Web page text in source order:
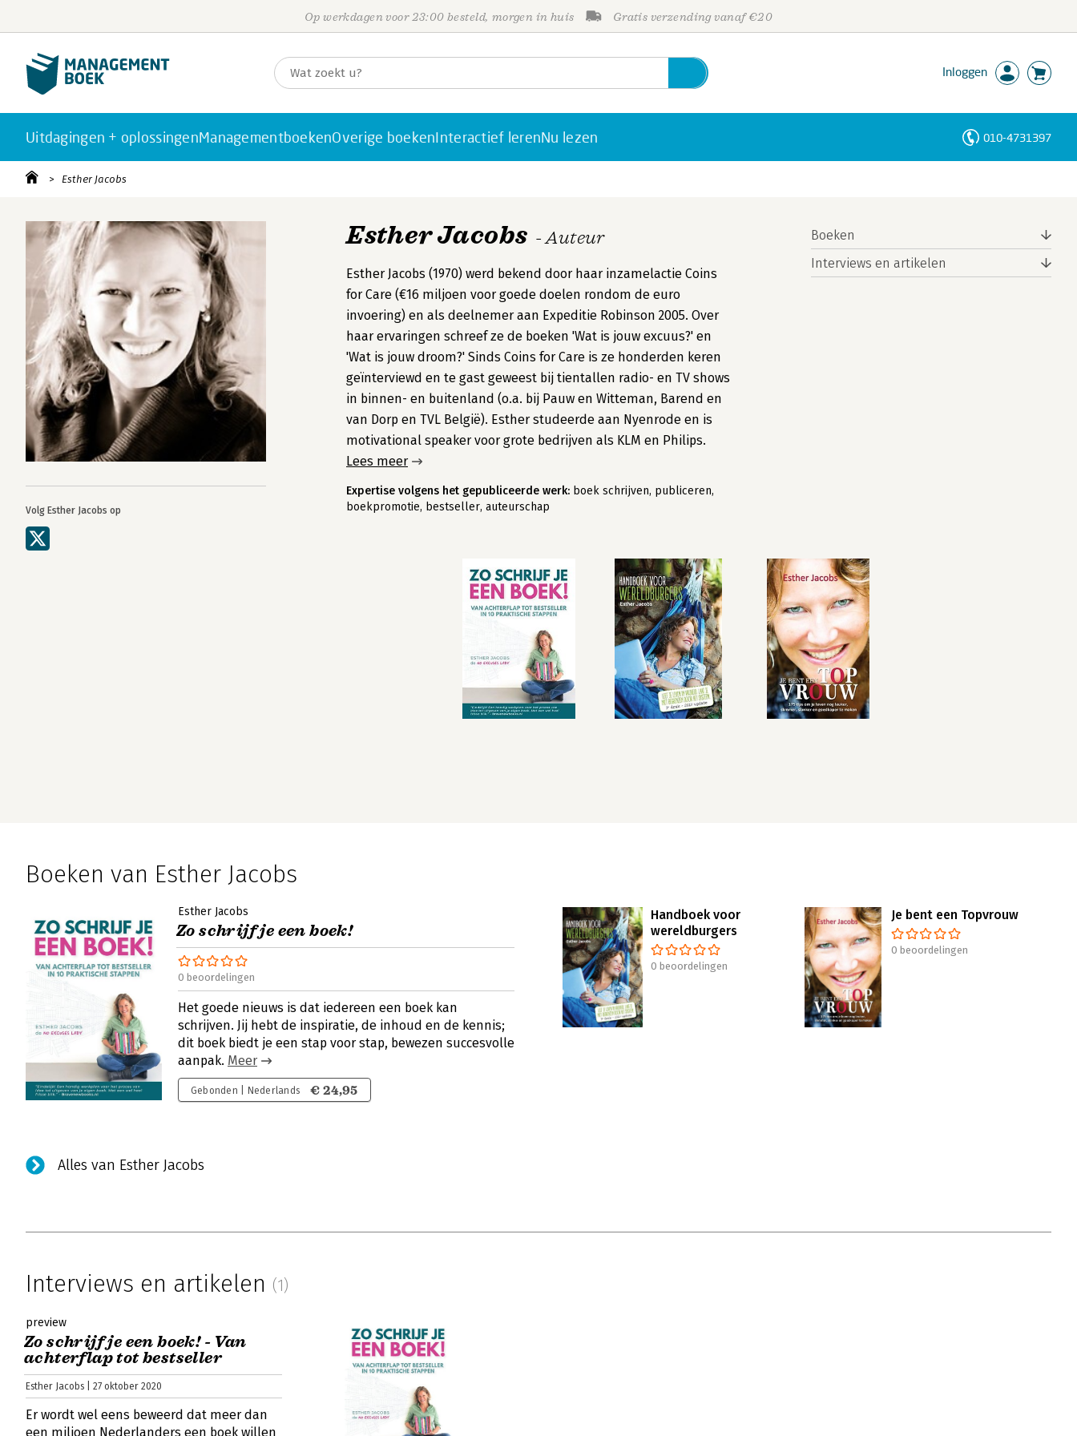
Op werkdagen voor 23:00 besteld, morgen in huis Gratis verzending vanaf €20
Inloggen
Uitdagingen + oplossingenManagementboekenOverige boekenInteractief lerenNu lezen 010-4731397
Esther Jacobs
Volg Esther Jacobs op
Esther Jacobs - Auteur
Esther Jacobs (1970) werd bekend door haar inzamelactie Coins
for Care (€16 miljoen voor goede doelen rondom de euro
invoering) en als deelnemer aan Expeditie Robinson 2005. Over
haar ervaringen schreef ze de boeken 'Wat is jouw excuus?' en
'Wat is jouw droom?' Sinds Coins for Care is ze honderden keren
geïnterviewd en te gast geweest bij tientallen radio- en TV shows
in binnen- en buitenland (o.a. bij Pauw en Witteman, Barend en
van Dorp en TVL België). Esther studeerde aan Nyenrode en is
motivational speaker voor grote bedrijven als KLM en Philips.
Lees meer
Expertise volgens het gepubliceerde werk: boek schrijven, publiceren,
boekpromotie, bestseller, auteurschap
Boeken
Interviews en artikelen
Boeken van Esther Jacobs
Esther Jacobs
Zo schrijf je een boek!
0 beoordelingen
Het goede nieuws is dat iedereen een boek kan
schrijven. Jij hebt de inspiratie, de inhoud en de kennis;
dit boek biedt je een stap voor stap, bewezen succesvolle
aanpak. Meer
Gebonden | Nederlands € 24,95
Handboek voor
wereldburgers
0 beoordelingen
Je bent een Topvrouw
0 beoordelingen
Alles van Esther Jacobs
Interviews en artikelen (1)
preview
Zo schrijf je een boek! - Van
achterflap tot bestseller
Esther Jacobs | 27 oktober 2020
Er wordt wel eens beweerd dat meer dan
een miljoen Nederlanders een boek willen
Personen